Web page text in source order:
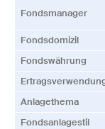
Fonds­manager
Fonds­domizil
Fonds­währung
Anlagethema
Fonds­anlagestil